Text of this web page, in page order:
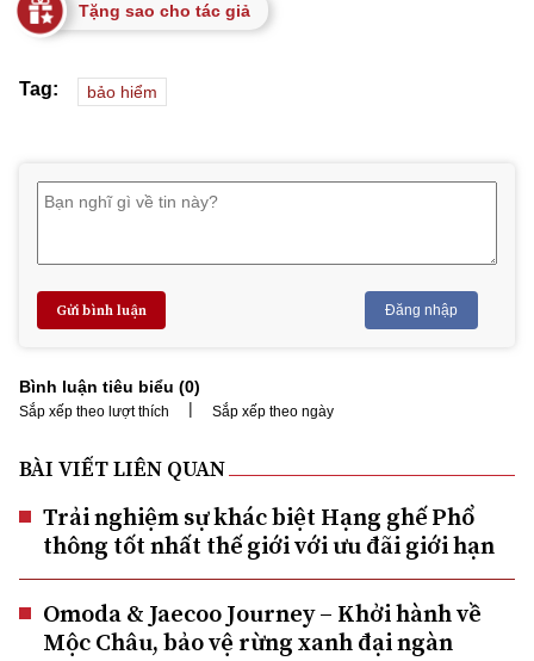
Tặng sao cho tác giả
Tag: bảo hiểm
Gửi bình luận Đăng nhập
Bình luận tiêu biểu (0)
Sắp xếp theo lượt thích | Sắp xếp theo ngày
BÀI VIẾT LIÊN QUAN
Trải nghiệm sự khác biệt Hạng ghế Phổ
thông tốt nhất thế giới với ưu đãi giới hạn
Omoda & Jaecoo Journey – Khởi hành về
Mộc Châu, bảo vệ rừng xanh đại ngàn